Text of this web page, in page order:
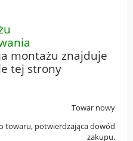
montażu znajduje
tej strony
Towar nowy
towaru, potwierdzająca dowód
zakupu.